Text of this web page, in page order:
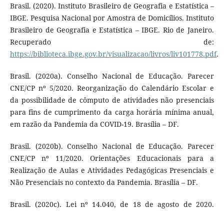
Brasil. (2020). Instituto Brasileiro de Geografia e Estatística –
IBGE. Pesquisa Nacional por Amostra de Domicílios. Instituto
Brasileiro de Geografia e Estatística – IBGE. Rio de Janeiro.
Recuperado de:
https://biblioteca.ibge.gov.br/visualizacao/livros/liv101778.pdf.
Brasil. (2020a). Conselho Nacional de Educação. Parecer
CNE/CP nº 5/2020. Reorganização do Calendário Escolar e
da possibilidade de cômputo de atividades não presenciais
para fins de cumprimento da carga horária mínima anual,
em razão da Pandemia da COVID-19. Brasília – DF.
Brasil. (2020b). Conselho Nacional de Educação. Parecer
CNE/CP nº 11/2020. Orientações Educacionais para a
Realização de Aulas e Atividades Pedagógicas Presenciais e
Não Presenciais no contexto da Pandemia. Brasília – DF.
Brasil. (2020c). Lei nº 14.040, de 18 de agosto de 2020.